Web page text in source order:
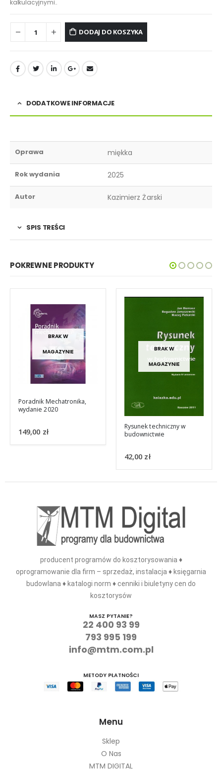
kalkulacyjnymi..
DODAJ DO KOSZYKA
DODATKOWE INFORMACJE
Oprawa miękka
Rok wydania 2025
Autor Kazimierz Żarski
SPIS TREŚCI
POKREWNE PRODUKTY
BRAK W
MAGAZYNIE
budownictwie
omówieniem umów o
roboty budowlane stan
2019
zł
producent programów do kosztorysowania ♦
oprogramowanie dla firm – sprzedaż, instalacja ♦ księgarnia
budowlana ♦ katalogi norm ♦ cenniki i biuletyny cen do
kosztorysów
MASZ PYTANIE?
22 400 93 99
793 995 199
info@mtm.com.pl
METODY PŁATNOŚCI
Menu
Sklep
O Nas
MTM DIGITAL